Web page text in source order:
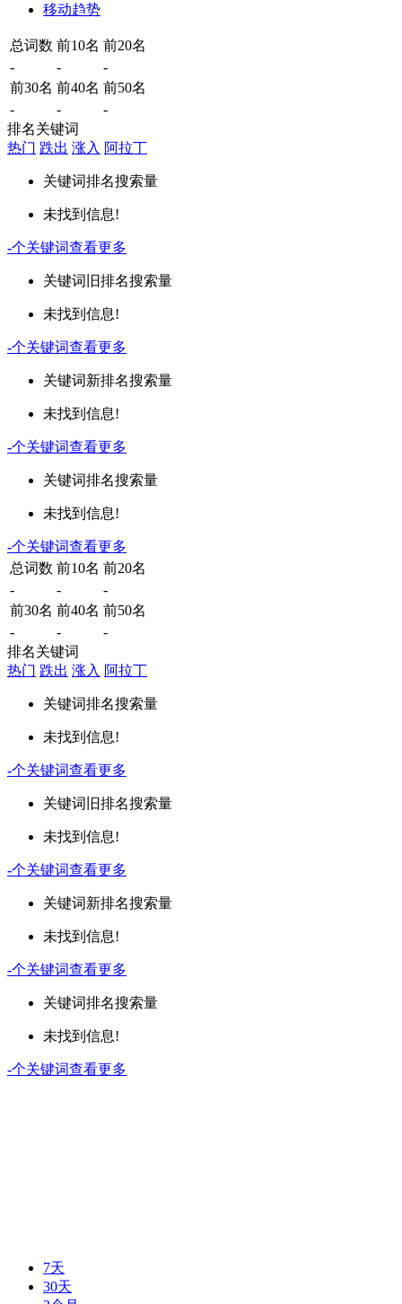
移动趋势
总词数 前10名 前20名
-
-
-
前30名 前40名 前50名
-
-
-
排名关键词
热门 跌出 涨入 阿拉丁
关键词排名搜索量
未找到信息!
-个关键词查看更多
关键词 旧排名搜索量
未找到信息!
-个关键词查看更多
关键词新排名搜索量
未找到信息!
-个关键词查看更多
关键词排名搜索量
未找到信息!
-个关键词查看更多
总词数 前10名 前20名
-
-
-
前30名 前40名 前50名
-
-
-
排名关键词
热门 跌出 涨入 阿拉丁
关键词排名搜索量
未找到信息!
-个关键词查看更多
关键词 旧排名搜索量
未找到信息!
-个关键词查看更多
关键词新排名搜索量
未找到信息!
-个关键词查看更多
关键词排名搜索量
未找到信息!
-个关键词查看更多
7天
30天